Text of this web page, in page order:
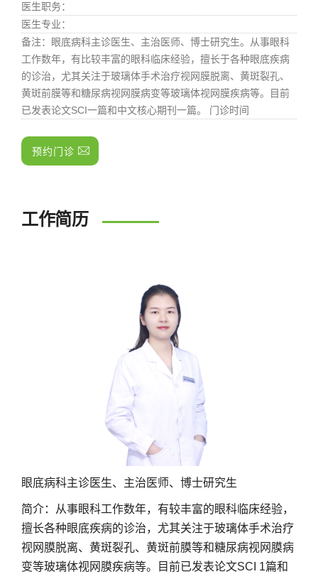
医生职务：
医生专业：
备注：眼底病科主诊医生、主治医师、博士研究生。从事眼科
工作数年，有比较丰富的眼科临床经验，擅长于各种眼底疾病
的诊治，尤其关注于玻璃体手术治疗视网膜脱离、黄斑裂孔、
黄斑前膜等和糖尿病视网膜病变等玻璃体视网膜疾病等。目前
已发表论文SCI一篇和中文核心期刊一篇。 门诊时间
预约门诊
工作简历
眼底病科主诊医生、主治医师、博士研究生
简介：从事眼科工作数年，有较丰富的眼科临床经验，
擅长各种眼底疾病的诊治，尤其关注于玻璃体手术治疗
视网膜脱离、黄斑裂孔、黄斑前膜等和糖尿病视网膜病
变等玻璃体视网膜疾病等。目前已发表论文SCI 1篇和